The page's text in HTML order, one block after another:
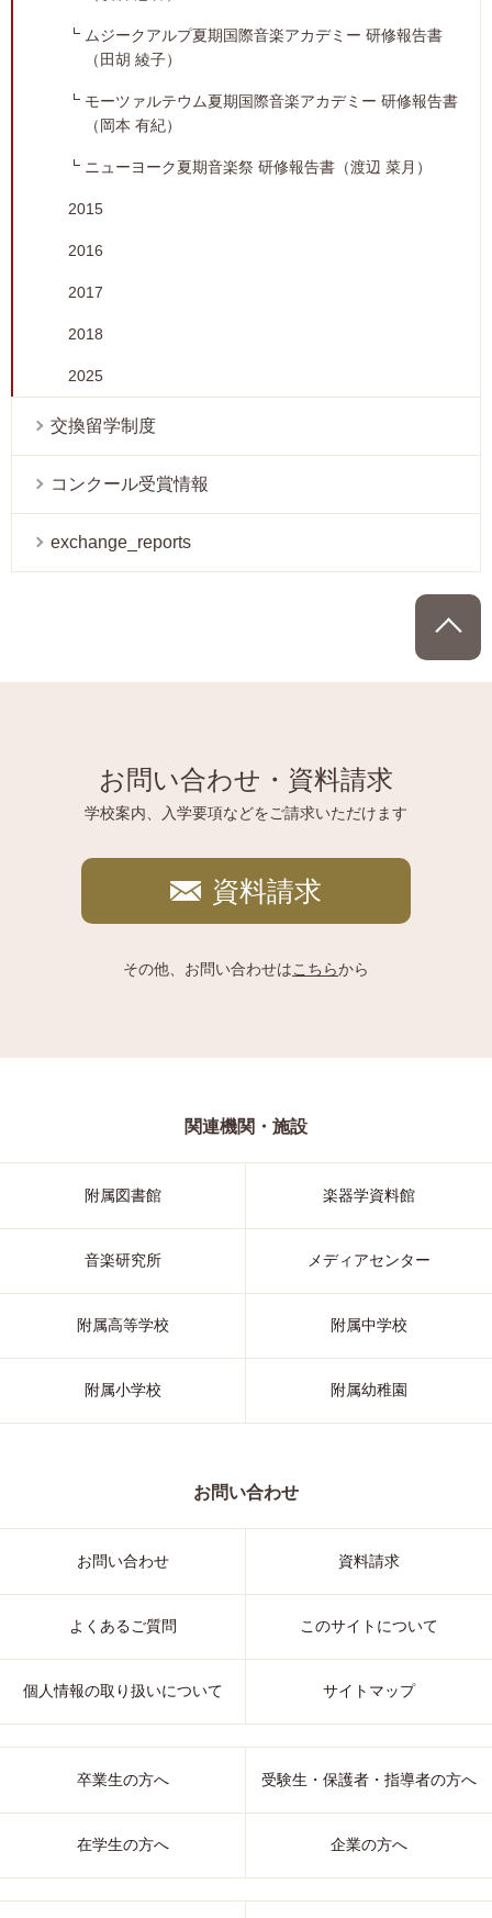
ムジークアルプ夏期国際音楽アカデミー 研修報告書
（田胡 綾子）
モーツァルテウム夏期国際音楽アカデミー 研修報告書
（岡本 有紀）
ニューヨーク夏期音楽祭 研修報告書（渡辺 菜月）
2015
2016
2017
2018
2025
交換留学制度
コンクール受賞情報
exchange_reports
お問い合わせ・資料請求
学校案内、入学要項などをご請求いただけます
資料請求
その他、お問い合わせはこちらから
関連機関・施設
附属図書館 楽器学資料館
音楽研究所 メディアセンター
附属高等学校 附属中学校
附属小学校 附属幼稚園
お問い合わせ
お問い合わせ 資料請求
よくあるご質問 このサイトについて
個人情報の取り扱いについて サイトマップ
卒業生の方へ 受験生・保護者・指導者の方へ
在学生の方へ 企業の方へ